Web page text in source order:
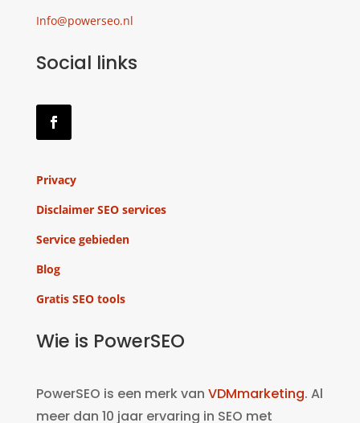
Info@powerseo.nl
Social links
Privacy
Disclaimer SEO services
Service gebieden
Blog
Gratis SEO tools
Wie is PowerSEO
PowerSEO is een merk van VDMmarketing. Al
meer dan 10 jaar ervaring in SEO met